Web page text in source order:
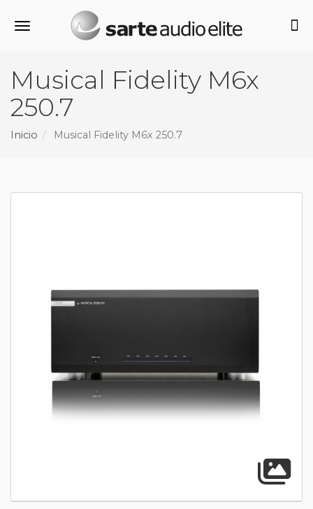
Alternar navegación
Musical Fidelity M6x
250.7
Inicio Musical Fidelity M6x 250.7